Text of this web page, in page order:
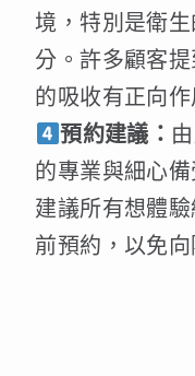
境，特別是衛
分。許多顧客
的吸收有正向作
預約建議：
的專業與細心
建議所有想體
前預約，以免向